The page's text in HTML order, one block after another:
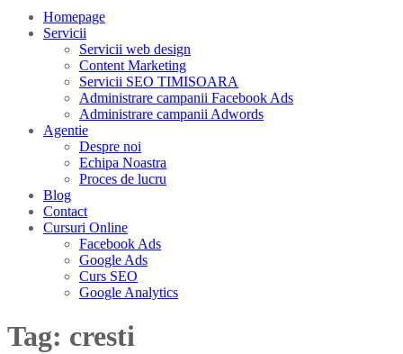
Homepage
Servicii
Servicii web design
Content Marketing
Servicii SEO TIMISOARA
Administrare campanii Facebook Ads
Administrare campanii Adwords
Agentie
Despre noi
Echipa Noastra
Proces de lucru
Blog
Contact
Cursuri Online
Facebook Ads
Google Ads
Curs SEO
Google Analytics
Tag: cresti